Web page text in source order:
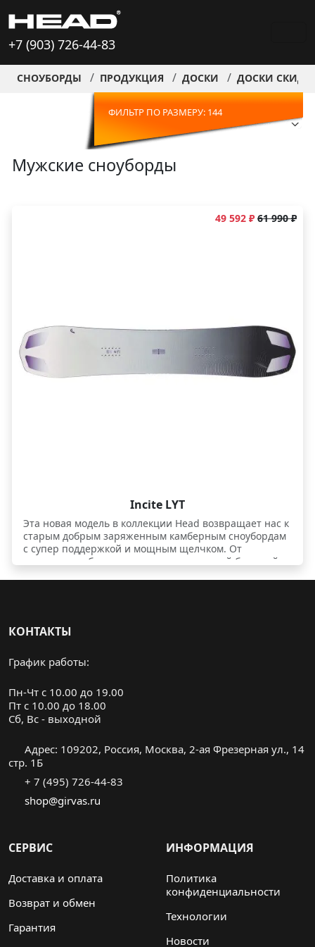
+7 (903) 726-44-83
СНОУБОРДЫ ПРОДУКЦИЯ ДОСКИ ДОСКИ
ФИЛЬТР ПО РАЗМЕРУ: 144
Мужские сноуборды
49 592 ₽ 61 990 ₽
Incite LYT
Эта новая модель в коллекции Head возвращает нас к
старым добрым заряженным камберным сноубордам
с супер поддержкой и мощным щелчком. От
олдскульных бордов ее отличают не такой большой
КОНТАКТЫ
График работы:
Пн-Чт с 10.00 до 19.00
Пт с 10.00 до 18.00
Cб, Вс - выходной
Адрес: 109202, Россия, Москва, 2-ая Фрезерная ул., 14
стр. 1Б
+ 7 (495) 726-44-83
shop@girvas.ru
СЕРВИС
Доставка и оплата
Возврат и обмен
Гарантия
ИНФОРМАЦИЯ
Политика
конфиденциальности
Технологии
Новости